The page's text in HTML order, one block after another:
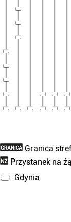
Granica
Przystanek na
Gdynia